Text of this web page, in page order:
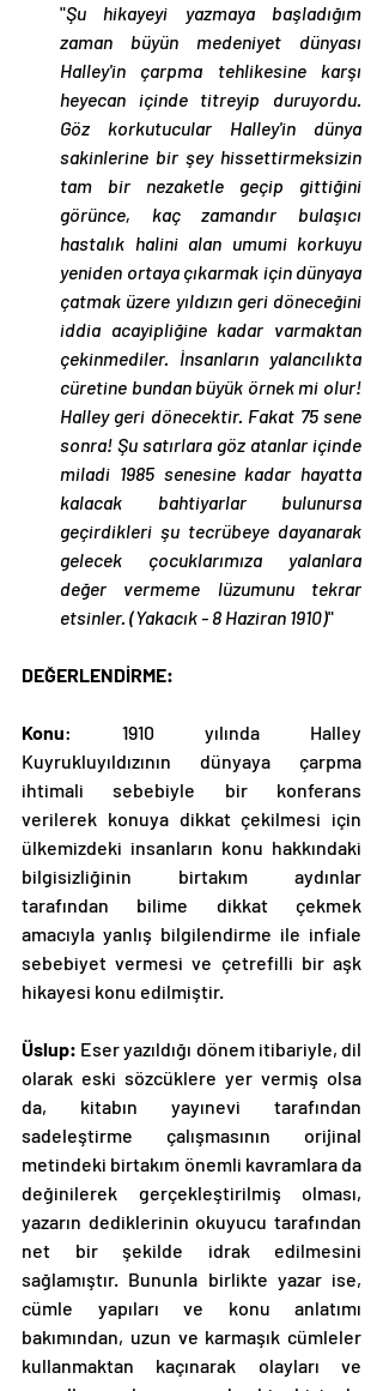
"Şu hikayeyi yazmaya başladığım
zaman büyün medeniyet dünyası
Halley'in çarpma tehlikesine karşı
heyecan içinde titreyip duruyordu.
Göz korkutucular Halley'in dünya
sakinlerine bir şey hissettirmeksizin
tam bir nezaketle geçip gittiğini
görünce, kaç zamandır bulaşıcı
hastalık halini alan umumi korkuyu
yeniden ortaya çıkarmak için dünyaya
çatmak üzere yıldızın geri döneceğini
iddia acayipliğine kadar varmaktan
çekinmediler. İnsanların yalancılıkta
cüretine bundan büyük örnek mi olur!
Halley geri dönecektir. Fakat 75 sene
sonra! Şu satırlara göz atanlar içinde
miladi 1985 senesine kadar hayatta
kalacak bahtiyarlar bulunursa
geçirdikleri şu tecrübeye dayanarak
gelecek çocuklarımıza yalanlara
değer vermeme lüzumunu tekrar
etsinler. (Yakacık - 8 Haziran 1910)"
DEĞERLENDİRME:
Konu: 1910 yılında Halley
Kuyrukluyıldızının dünyaya çarpma
ihtimali sebebiyle bir konferans
verilerek konuya dikkat çekilmesi için
ülkemizdeki insanların konu hakkındaki
bilgisizliğinin birtakım aydınlar
tarafından bilime dikkat çekmek
amacıyla yanlış bilgilendirme ile infiale
sebebiyet vermesi ve çetrefilli bir aşk
hikayesi konu edilmiştir.
Üslup: Eser yazıldığı dönem itibariyle, dil
olarak eski sözcüklere yer vermiş olsa
da, kitabın yayınevi tarafından
sadeleştirme çalışmasının orijinal
metindeki birtakım önemli kavramlara da
değinilerek gerçekleştirilmiş olması,
yazarın dediklerinin okuyucu tarafından
net bir şekilde idrak edilmesini
sağlamıştır. Bununla birlikte yazar ise,
cümle yapıları ve konu anlatımı
bakımından, uzun ve karmaşık cümleler
kullanmaktan kaçınarak olayları ve